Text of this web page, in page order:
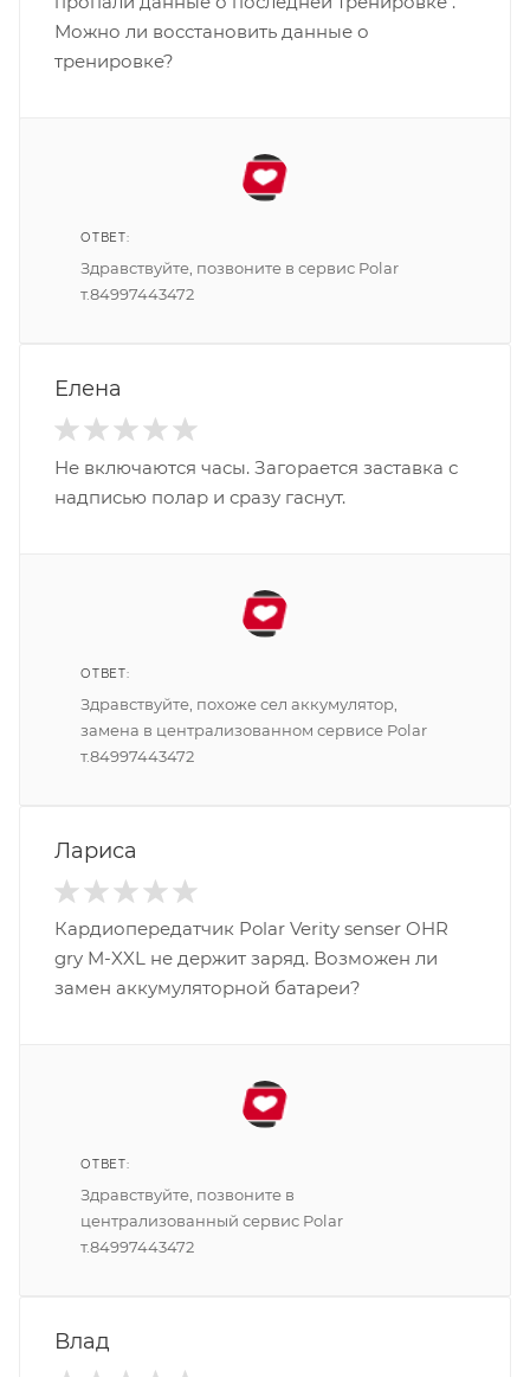
Можно ли восстановить данные о
тренировке?
ОТВЕТ:
Здравствуйте, позвоните в сервис Polar
т.84997443472
Елена
Не включаются часы. Загорается заставка с
надписью полар и сразу гаснут.
ОТВЕТ:
Здравствуйте, похоже сел аккумулятор,
замена в централизованном сервисе Polar
т.84997443472
Лариса
Кардиопередатчик Polar Verity senser OHR
gry M-XXL не держит заряд. Возможен ли
замен аккумуляторной батареи?
ОТВЕТ:
Здравствуйте, позвоните в
централизованный сервис Polar
т.84997443472
Влад